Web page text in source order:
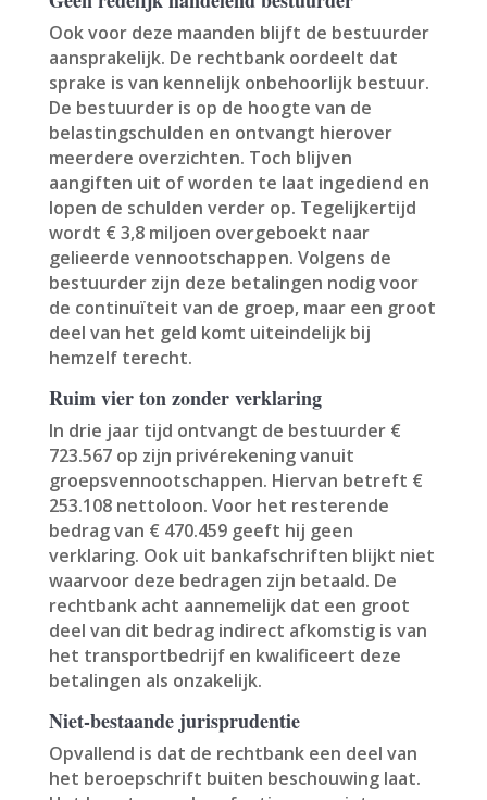
Ook voor deze maanden blijft de bestuurder
aansprakelijk. De rechtbank oordeelt dat
sprake is van kennelijk onbehoorlijk bestuur.
De bestuurder is op de hoogte van de
belastingschulden en ontvangt hierover
meerdere overzichten. Toch blijven
aangiften uit of worden te laat ingediend en
lopen de schulden verder op. Tegelijkertijd
wordt € 3,8 miljoen overgeboekt naar
gelieerde vennootschappen. Volgens de
bestuurder zijn deze betalingen nodig voor
de continuïteit van de groep, maar een groot
deel van het geld komt uiteindelijk bij
hemzelf terecht.
Ruim vier ton zonder verklaring
In drie jaar tijd ontvangt de bestuurder €
723.567 op zijn privérekening vanuit
groepsvennootschappen. Hiervan betreft €
253.108 nettoloon. Voor het resterende
bedrag van € 470.459 geeft hij geen
verklaring. Ook uit bankafschriften blijkt niet
waarvoor deze bedragen zijn betaald. De
rechtbank acht aannemelijk dat een groot
deel van dit bedrag indirect afkomstig is van
het transportbedrijf en kwalificeert deze
betalingen als onzakelijk.
Niet-bestaande jurisprudentie
Opvallend is dat de rechtbank een deel van
het beroepschrift buiten beschouwing laat.